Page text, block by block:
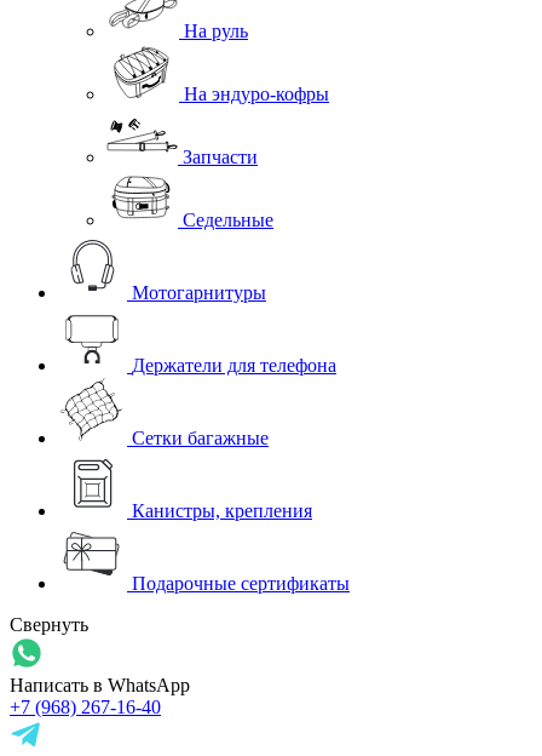
На руль
На эндуро-кофры
Запчасти
Седельные
Мотогарнитуры
Держатели для телефона
Сетки багажные
Канистры, крепления
Подарочные сертификаты
Свернуть
Написать в WhatsApp
+7 (968) 267-16-40